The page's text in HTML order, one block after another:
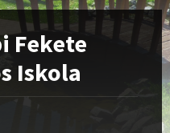
Fekete
Iskola